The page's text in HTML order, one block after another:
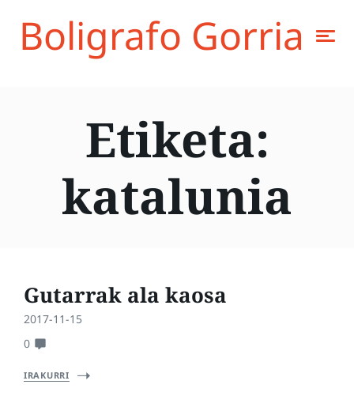
Boligrafo Gorria
Etiketa:
katalunia
Gutarrak ala kaosa
2017-11-15
0
IRAKURRI